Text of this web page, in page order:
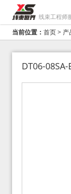
线束工程师
当前位置： 首页> 产
DT06-08SA-